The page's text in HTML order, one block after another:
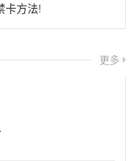
卡方法!
更多